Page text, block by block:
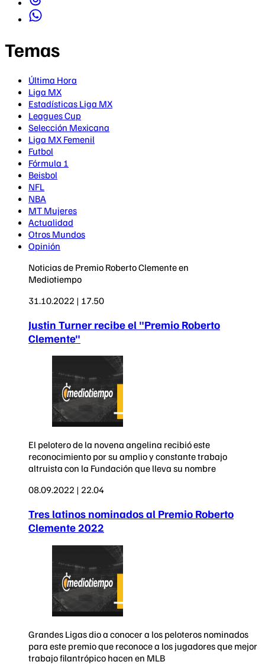
Temas
Última Hora
Liga MX
Estadísticas Liga MX
Leagues Cup
Selección Mexicana
Liga MX Femenil
Futbol
Fórmula 1
Beisbol
NFL
NBA
MT Mujeres
Actualidad
Otros Mundos
Opinión
Noticias de Premio Roberto Clemente en
Mediotiempo
31.10.2022 | 17.50
Justin Turner recibe el "Premio Roberto
Clemente"
El pelotero de la novena angelina recibió este
reconocimiento por su amplio y constante trabajo
altruista con la Fundación que lleva su nombre
08.09.2022 | 22.04
Tres latinos nominados al Premio Roberto
Clemente 2022
Grandes Ligas dio a conocer a los peloteros nominados
para este premio que reconoce a los jugadores que mejor
trabajo filantrópico hacen en MLB